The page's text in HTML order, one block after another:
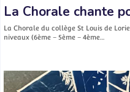
La Chorale chante
La Chorale du collège St Louis de
niveaux (6ème – 5ème – 4ème…